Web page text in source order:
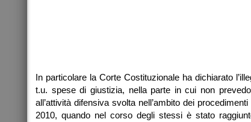
In particolare la Corte Costituzionale ha dichiarato
t.u. spese di giustizia, nella parte in cui non
all’attività difensiva svolta nell’ambito dei
2010, quando nel corso degli stessi è stato